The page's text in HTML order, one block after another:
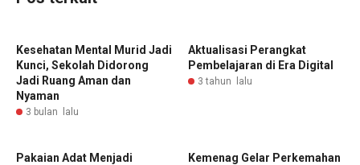
Kesehatan Mental Murid Jadi
Kunci, Sekolah Didorong
Jadi Ruang Aman dan
Nyaman
3 bulan lalu
Aktualisasi Perangkat
Pembelajaran di Era Digital
3 tahun lalu
Pakaian Adat Menjadi
Kemenag Gelar Perkemahan